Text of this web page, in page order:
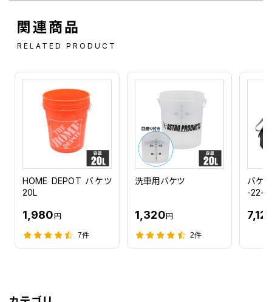
関連商品
RELATED PRODUCT
HOME DEPOT バケツ
20L
1,980円
7件
洗車用バケツ
1,320円
2件
バケ
-22-